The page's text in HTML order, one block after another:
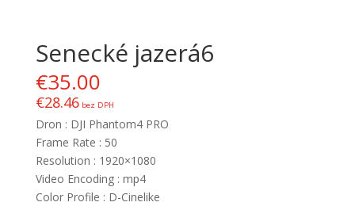
Senecké jazerá6
€35.00
€28.46bez DPH
Dron : DJI Phantom4 PRO
Frame Rate : 50
Resolution : 1920×1080
Video Encoding : mp4
Color Profile : D-Cinelike